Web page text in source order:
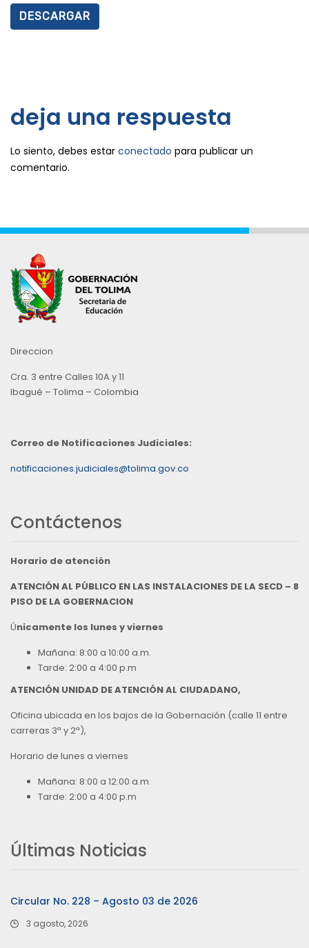
DESCARGAR
deja una respuesta
Lo siento, debes estar conectado para publicar un
comentario.
Direccion
Cra. 3 entre Calles 10A y 11
Ibagué – Tolima – Colombia
Correo de Notificaciones Judiciales:
notificaciones.judiciales@tolima.gov.co
Contáctenos
Horario de atención
ATENCIÓN AL PÚBLICO EN LAS INSTALACIONES DE LA SECD – 8
PISO DE LA GOBERNACION
Únicamente los lunes y viernes
Mañana: 8:00 a 10:00 a.m.
Tarde: 2:00 a 4:00 p.m
ATENCIÓN UNIDAD DE ATENCIÓN AL CIUDADANO,
Oficina ubicada en los bajos de la Gobernación (calle 11 entre
carreras 3ª y 2ª),
Horario de lunes a viernes
Mañana: 8:00 a 12:00 a.m.
Tarde: 2:00 a 4:00 p.m
Últimas Noticias
Circular No. 228 – Agosto 03 de 2026
3 agosto, 2026